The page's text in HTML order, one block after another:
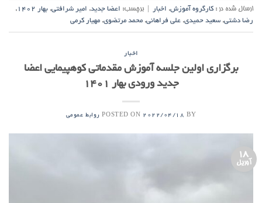
ارسال شده در : کارگروه آموزش, اخبار برچسب: اعضا جدید, امیر شرافتی, بهار 1402
,
رضا دشتی, سعید حمیدی, علی فراهانی, محمد مرتضوی, مهیار کرمی
اخبار
برگزاری اولین جلسه آموزش مقدماتی کوهپیمایی اعضا
جدید ورودی بهار 1401
POSTED ON 2022/04/18 BY روابط عمومی
18
آوریل